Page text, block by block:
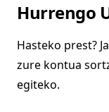
Hurrengo
Hasteko prest?
zure kontua
egiteko.